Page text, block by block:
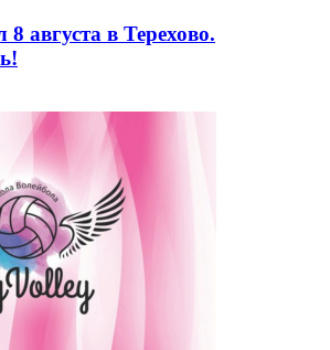
августа в Терехово.